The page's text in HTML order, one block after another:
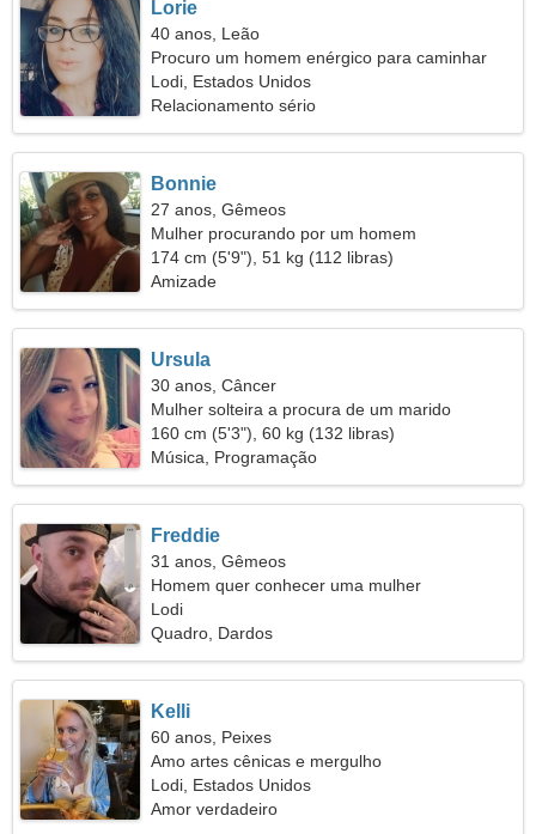
Lorie
40 anos, Leão
Procuro um homem enérgico para caminhar
juntos
Lodi, Estados Unidos
Relacionamento sério
Bonnie
27 anos, Gêmeos
Mulher procurando por um homem
174 cm (5'9"), 51 kg (112 libras)
Amizade
Ursula
30 anos, Câncer
Mulher solteira a procura de um marido
160 cm (5'3"), 60 kg (132 libras)
Música, Programação
Freddie
31 anos, Gêmeos
Homem quer conhecer uma mulher
Lodi
Quadro, Dardos
Kelli
60 anos, Peixes
Amo artes cênicas e mergulho
Lodi, Estados Unidos
Amor verdadeiro